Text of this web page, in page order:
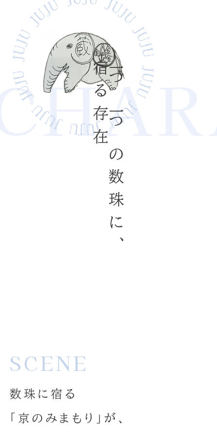
一つ一つの数珠に、
宿る存在
SCENE
数珠に宿る
「京のみまもり」が、